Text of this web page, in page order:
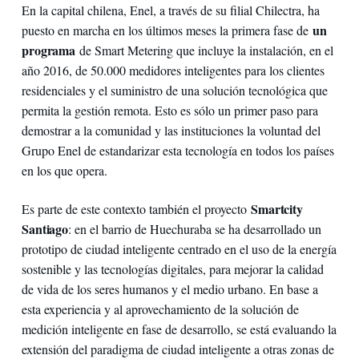
En la capital chilena, Enel, a través de su filial Chilectra, ha
puesto en marcha en los últimos meses la primera fase de un
programa de Smart Metering que incluye la instalación, en el
año 2016, de 50.000 medidores inteligentes para los clientes
residenciales y el suministro de una solución tecnológica que
permita la gestión remota. Esto es sólo un primer paso para
demostrar a la comunidad y las instituciones la voluntad del
Grupo Enel de estandarizar esta tecnología en todos los países
en los que opera.
Es parte de este contexto también el proyecto Smartcity
Santiago: en el barrio de Huechuraba se ha desarrollado un
prototipo de ciudad inteligente centrado en el uso de la energía
sostenible y las tecnologías digitales, para mejorar la calidad
de vida de los seres humanos y el medio urbano. En base a
esta experiencia y al aprovechamiento de la solución de
medición inteligente en fase de desarrollo, se está evaluando la
extensión del paradigma de ciudad inteligente a otras zonas de